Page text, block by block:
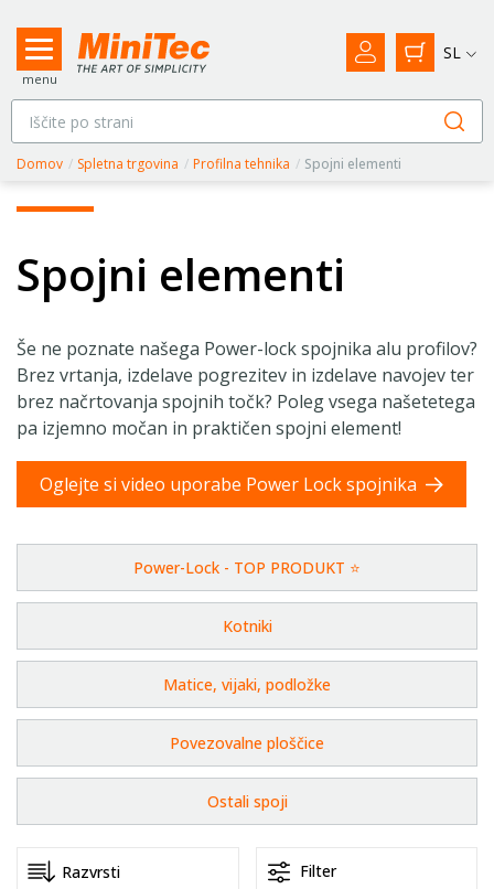
menu
SL
Domov / Spletna trgovina / Profilna tehnika / Spojni elementi
Spojni elementi
Še ne poznate našega Power-lock spojnika alu profilov?
Brez vrtanja, izdelave pogrezitev in izdelave navojev ter
brez načrtovanja spojnih točk? Poleg vsega našetetega
pa izjemno močan in praktičen spojni element!
Oglejte si video uporabe Power Lock spojnika
Power-Lock - TOP PRODUKT ⭐
Kotniki
Matice, vijaki, podložke
Povezovalne ploščice
Ostali spoji
Filter